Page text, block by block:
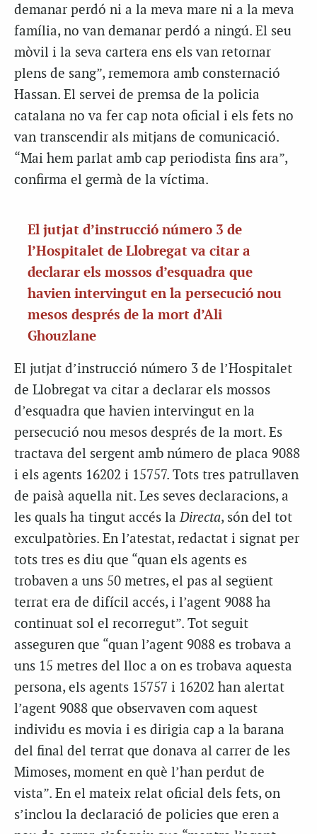
demanar perdó ni a la meva mare ni a la meva
família, no van demanar perdó a ningú. El seu
mòvil i la seva cartera ens els van retornar
plens de sang”, rememora amb consternació
Hassan. El servei de premsa de la policia
catalana no va fer cap nota oficial i els fets no
van transcendir als mitjans de comunicació.
“Mai hem parlat amb cap periodista fins ara”,
confirma el germà de la víctima.
El jutjat d’instrucció número 3 de
l’Hospitalet de Llobregat va citar a
declarar els mossos d’esquadra que
havien intervingut en la persecució nou
mesos després de la mort d’Ali
Ghouzlane
El jutjat d’instrucció número 3 de l’Hospitalet
de Llobregat va citar a declarar els mossos
d’esquadra que havien intervingut en la
persecució nou mesos després de la mort. Es
tractava del sergent amb número de placa 9088
i els agents 16202 i 15757. Tots tres patrullaven
de paisà aquella nit. Les seves declaracions, a
les quals ha tingut accés laDirecta, són del tot
exculpatòries. En l’atestat, redactat i signat per
tots tres es diu que “quan els agents es
trobaven a uns 50 metres, el pas al següent
terrat era de difícil accés, i l’agent 9088 ha
continuat sol el recorregut”. Tot seguit
asseguren que “quan l’agent 9088 es trobava a
uns 15 metres del lloc a on es trobava aquesta
persona, els agents 15757 i 16202 han alertat
l’agent 9088 que observaven com aquest
individu es movia i es dirigia cap a la barana
del final del terrat que donava al carrer de les
Mimoses, moment en què l’han perdut de
vista”. En el mateix relat oficial dels fets, on
s’inclou la declaració de policies que eren a